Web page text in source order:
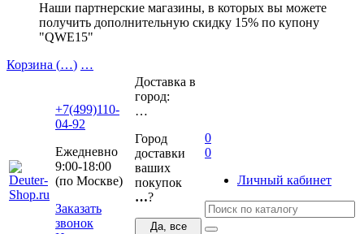
Наши партнерские магазины, в которых вы можете
получить дополнительную скидку 15% по купону
"QWE15"
Корзина (…) …
+7(499)110-
04-92
Ежедневно
9:00-18:00
(по Москве)
Заказать
звонок
Доставка в
город:
…
Город
доставки
ваших
покупок
…?
Да, все
0
0
Личный кабинет